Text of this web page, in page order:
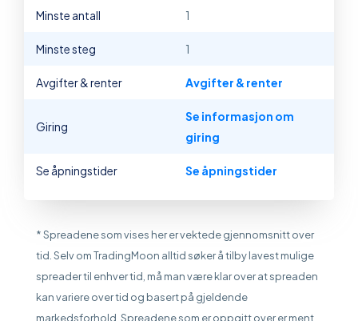
Minste antall 1
Minste steg 1
Avgifter & renter Avgifter & renter
Giring
Se informasjon om
giring
Se åpningstider Se åpningstider
* Spreadene som vises her er vektede gjennomsnitt over
tid. Selv om TradingMoon alltid søker å tilby lavest mulige
spreader til enhver tid, må man være klar over at spreaden
kan variere over tid og basert på gjeldende
markedsforhold. Spreadene som er oppgitt over er ment